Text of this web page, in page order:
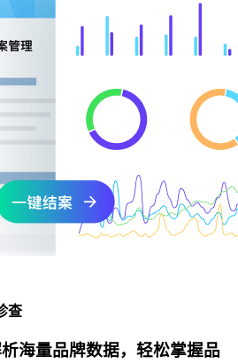
查
海量品牌数据，轻松掌握品